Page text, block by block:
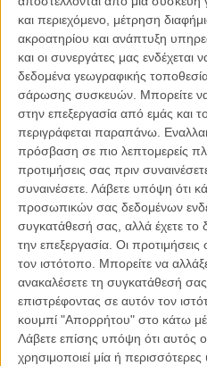
και περιεχόμενο, μέτρηση
ακροατηρίου και ανάπτυξη
και οι συνεργάτες μας ενδέχεται
δεδομένα γεωγραφικής
σάρωσης συσκευών. Μπορείτε να
στην επεξεργασία από εμάς και
περιγράφεται παραπάνω.
πρόσβαση σε πιο λεπτομερείς
προτιμήσεις σας πριν
συναινέσετε. Λάβετε υπόψη ότι
προσωπικών σας δεδομένων
συγκατάθεσή σας, αλλά έχετε το
την επεξεργασία. Οι
τον ιστότοπο. Μπορείτε να
ανακαλέσετε τη συγκατάθεσή
επιστρέφοντας σε αυτόν τον
κουμπί "Απορρήτου" στο κάτω
Λάβετε επίσης υπόψη ότι αυτός
χρησιμοποιεί μία ή
οποίου η μουσική επένδυση
ταυτότητα της σειράς. Με αφορμή
συνεργασίας του με το
ανέφερε σε σχετικές δηλώσεις
αυτή την απίθανη ομάδα
οραματιστή Σαμ Λέβινσον. Μαζί
συγκινητική σειρά που έχει
συμβάλω στο επόμενο κεφάλαιο
μουσική».